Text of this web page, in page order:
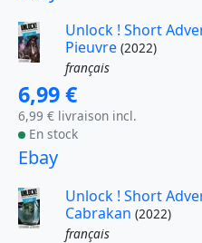
Unlock ! Short
Pieuvre (2022)
français
6,99 €
6,99 € livraison incl.
En stock
Ebay
Unlock ! Short
Cabrakan (2022)
français